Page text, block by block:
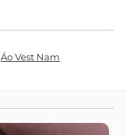
Áo Vest Nam